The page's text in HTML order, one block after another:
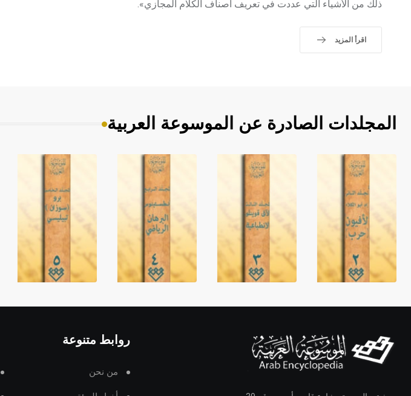
ذلك من الأشياء التي عددت في تعريف أصناف الكلام المجازي».
اقرأ المزيد
المجلدات الصادرة عن الموسوعة العربية
روابط متنوعة
من نحن